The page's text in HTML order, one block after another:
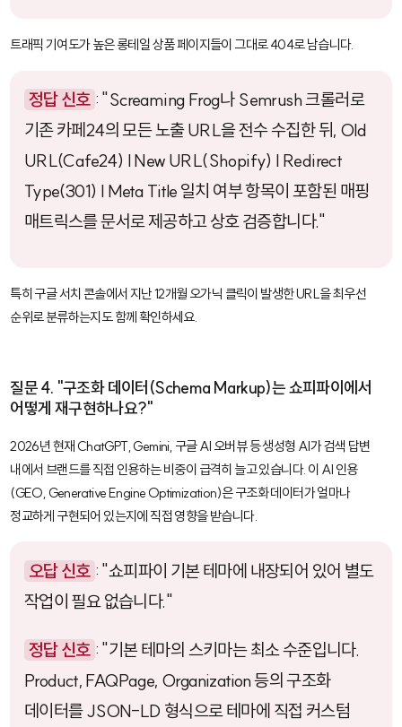
트래픽 기여도가 높은 롱테일 상품 페이지들이 그대로 404로 남습니다.
정답 신호 : "Screaming Frog나 Semrush크롤러로
기존 카페24의 모든 노출 URL을 전수 수집한 뒤, Old
URL(Cafe24) |New URL(Shopify) | Redirect
Type(301) | Meta Title 일치 여부항목이 포함된 매핑
매트릭스를 문서로 제공하고 상호 검증합니다."
특히 구글 서치 콘솔에서 지난 12개월 오가닉 클릭이 발생한 URL을 최우선
순위로 분류하는지도 함께 확인하세요.
질문 4. "구조화 데이터(Schema Markup)는 쇼피파이에서
어떻게 재구현하나요?"
2026년 현재 ChatGPT, Gemini, 구글 AI 오버뷰 등 생성형 AI가 검색 답변
내에서 브랜드를 직접 인용하는 비중이 급격히 늘고 있습니다. 이 AI 인용
(GEO, Generative Engine Optimization)은 구조화 데이터가 얼마나
정교하게 구현되어 있는지에 직접 영향을 받습니다.
오답 신호 : "쇼피파이 기본 테마에 내장되어 있어 별도
작업이 필요 없습니다."
정답 신호 : "기본 테마의 스키마는 최소 수준입니다.
Product, FAQPage, Organization등의 구조화
데이터를JSON-LD 형식으로 테마에 직접 커스텀